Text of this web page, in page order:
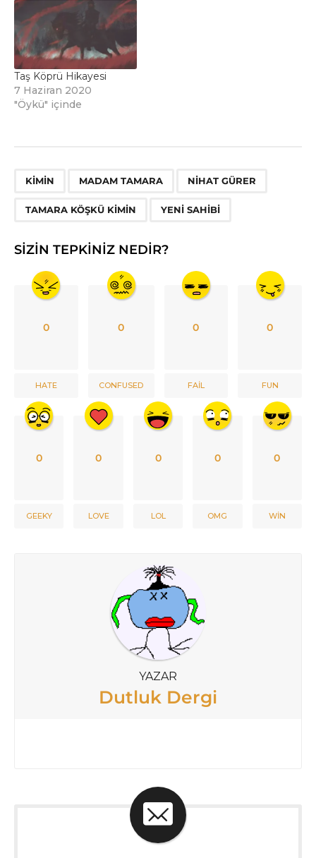
Taş Köprü Hikayesi
7 Haziran 2020
"Öykü" içinde
KIMIN MADAM TAMARA NIHAT GÜRER
TAMARA KÖŞKÜ KIMIN YENI SAHIBI
SIZIN TEPKINIZ NEDIR?
0
HATE
0
CONFUSED
0
FAIL
0
FUN
0
GEEKY
0
LOVE
0
LOL
0
OMG
0
WIN
YAZAR
Dutluk Dergi